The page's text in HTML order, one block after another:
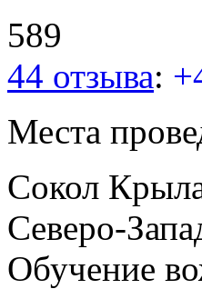
589
44 отзыва:
Места
Сокол
Северо-
Обучение